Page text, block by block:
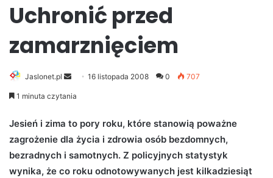
Uchronić przed
zamarznięciem
Jaslonet.pl
e
d
16 listopada 2008 0 707
1 minuta czytania
Jesień i zima to pory roku, które stanowią poważne
zagrożenie dla życia i zdrowia osób bezdomnych,
bezradnych i samotnych. Z policyjnych statystyk
wynika, że co roku odnotowywanych jest kilkadziesiąt